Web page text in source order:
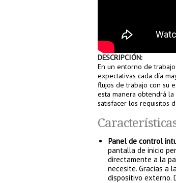
DESCRIPCIÓN:
En un entorno de
expectativas cada día
flujos de trabajo con su
esta manera obtendrá
satisfacer los requisitos
Panel de control
pantalla de inicio
directamente a la
necesite. Gracias a
dispositivo externo.